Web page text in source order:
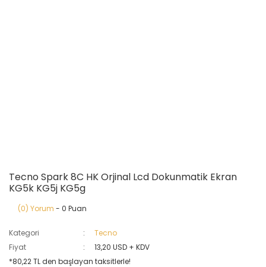
Tecno Spark 8C HK Orjinal Lcd Dokunmatik Ekran
KG5k KG5j KG5g
(0) Yorum - 0 Puan
Kategori
Tecno
Fiyat
13,20 USD + KDV
*80,22 TL den başlayan taksitlerle!